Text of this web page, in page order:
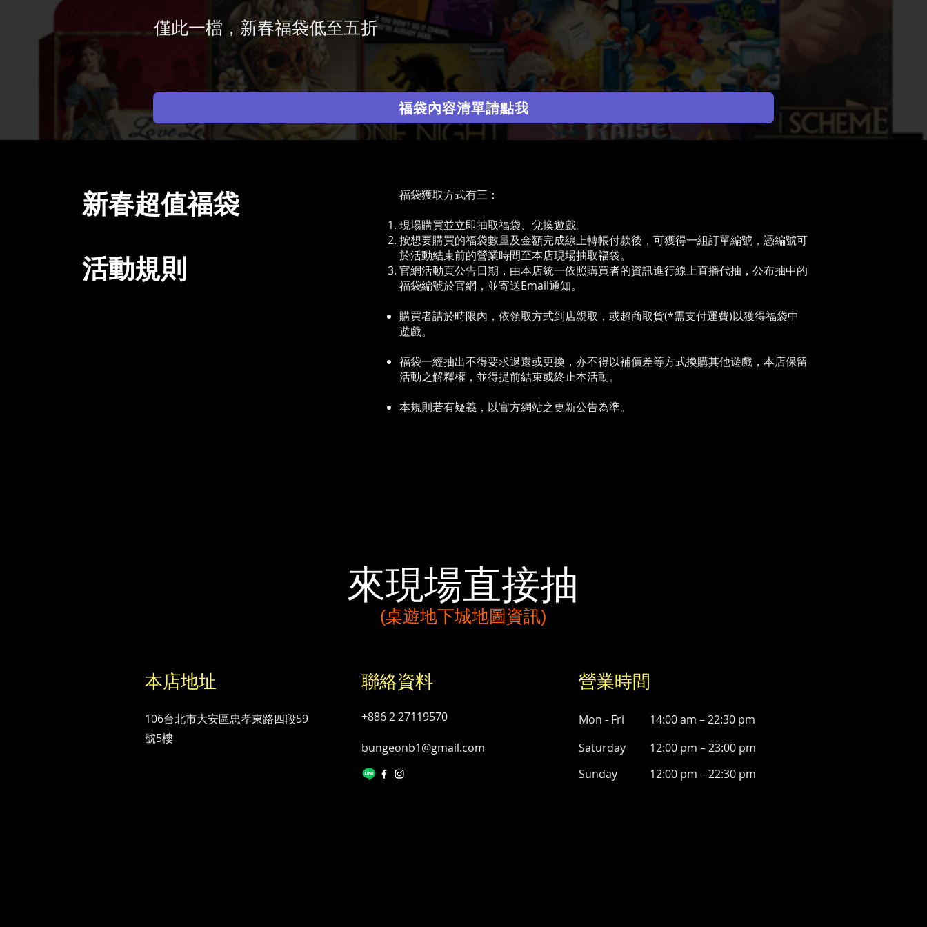
僅此一檔，新春福袋低至五折
福袋內容清單請點我
新春超值福袋
​活動規則
福袋獲取方式有三：
​現場購買並立即抽取福袋、兌換遊戲。
​按想要購買的福袋數量及金額完成線上轉帳付款後，可獲得一組訂單編號，憑編號可
於活動結束前的營業時間至本店現場抽取福袋。​
官網活動頁公告日期，由本店統一依照購買者的資訊進行線上直播代抽，公布抽中的
福袋編號於官網，並寄送Email通知。
購買者請於時限內，依領取方式到店親取，或超商取貨(*需支付運費)以獲得福袋中
遊戲。
福袋一經抽出不得要求退還或更換，亦不得以補價差等方式換購其他遊戲，本店保留
活動之解釋權，並得提前結束或終止本活動。
​本規則若有疑義，以官方網站之更新公告為準。
來現場直接抽​
(桌遊地下城地圖資訊)
本店地址
106台北市大安區忠孝東路四段59
號5樓
聯絡資料
+886 2 27119570
bungeonb1@gmail.com
營業時間
Mon - Fri
14:00 am – 22:30 pm
Saturday
12:00 pm – 23:00 pm
​Sunday
12:00 pm – 22:30 pm